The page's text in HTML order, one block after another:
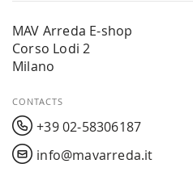
MAV Arreda E-shop
Corso Lodi 2
Milano
CONTACTS
+39 02-58306187
info@mavarreda.it